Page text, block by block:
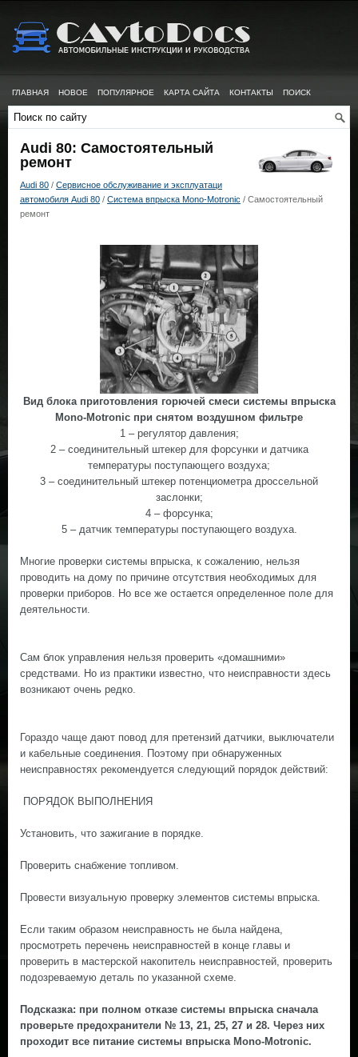
ГЛАВНАЯ НОВОЕ ПОПУЛЯРНОЕ КАРТА САЙТА КОНТАКТЫ ПОИСК
Audi 80: Самостоятельный
ремонт
Audi 80 / Сервисное обслуживание и эксплуатаци
автомобиля Audi 80 / Система впрыска Mono-Motronic / Самостоятельный
ремонт
Вид блока приготовления горючей смеси системы впрыска
Mono-Motronic при снятом воздушном фильтре
1 – регулятор давления;
2 – соединительный штекер для форсунки и датчика
температуры поступающего воздуха;
3 – соединительный штекер потенциометра дроссельной
заслонки;
4 – форсунка;
5 – датчик температуры поступающего воздуха.
Многие проверки системы впрыска, к сожалению, нельзя
проводить на дому по причине отсутствия необходимых для
проверки приборов. Но все же остается определенное поле для
деятельности.
Сам блок управления нельзя проверить «домашними»
средствами. Но из практики известно, что неисправности здесь
возникают очень редко.
Гораздо чаще дают повод для претензий датчики, выключатели
и кабельные соединения. Поэтому при обнаруженных
неисправностях рекомендуется следующий порядок действий:
ПОРЯДОК ВЫПОЛНЕНИЯ
Установить, что зажигание в порядке.
Проверить снабжение топливом.
Провести визуальную проверку элементов системы впрыска.
Если таким образом неисправность не была найдена,
просмотреть перечень неисправностей в конце главы и
проверить в мастерской накопитель неисправностей, проверить
подозреваемую деталь по указанной схеме.
Подсказка: при полном отказе системы впрыска сначала
проверьте предохранители № 13, 21, 25, 27 и 28. Через них
проходит все питание системы впрыска Mono-Motronic.